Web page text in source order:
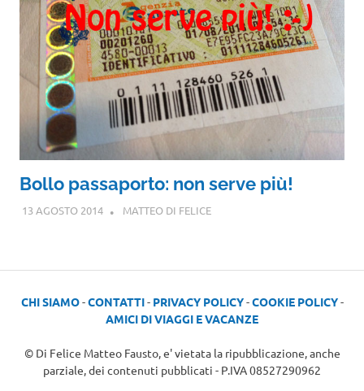
Bollo passaporto: non serve più!
13 AGOSTO 2014 MATTEO DI FELICE
CHI SIAMO-CONTATTI- PRIVACY POLICY-COOKIE POLICY-
AMICI DI VIAGGI E VACANZE
© Di Felice Matteo Fausto, e' vietata la ripubblicazione, anche
parziale, dei contenuti pubblicati - P.IVA 08527290962